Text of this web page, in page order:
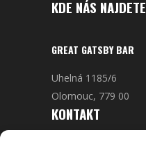
KDE NÁS NAJDETE
GREAT GATSBY BAR
Uhelná 1185/6
Olomouc, 779 00
KONTAKT